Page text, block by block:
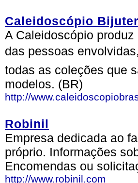
Caleidoscópio
A Caleidoscópio
das pessoas
todas as coleções que
modelos. (BR)
http://
Robinil
Empresa dedicada ao
próprio. Informações
Encomendas ou
http://www.robinil.com